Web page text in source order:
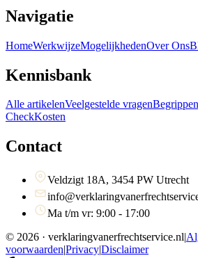
Navigatie
HomeWerkwijzeMogelijkhedenOver Ons
Kennisbank
Alle artikelenVeelgestelde vragen
CheckKosten
Contact
Veldzigt 18A, 3454 PW Utrecht
Ma t/m vr: 9:00 - 17:00
© 2026 · verklaringvanerfrechtservice.nl|
voorwaarden|Privacy|Disclaimer